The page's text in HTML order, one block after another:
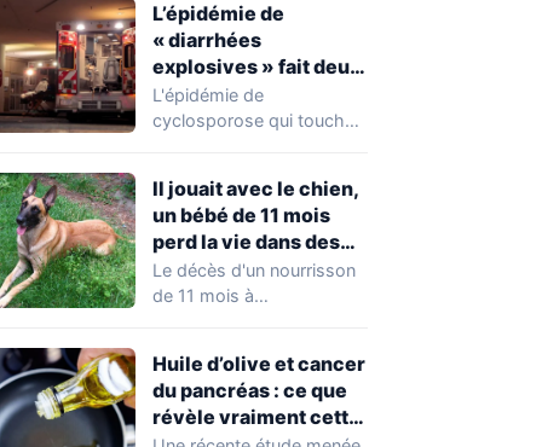
occupations…
L’épidémie de
« diarrhées
explosives » fait deux
premiers morts
L'épidémie de
cyclosporose qui touche
aggravation. Les autorités
sanitaires…
Il jouait avec le chien,
un bébé de 11 mois
perd la vie dans des
circonstances
horribles
Le décès d'un nourrisson
de 11 mois à
profondément…
Huile d’olive et cancer
du pancréas : ce que
révèle vraiment cette